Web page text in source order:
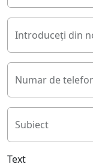
Introduceți din
Numar de
Subiect
Text